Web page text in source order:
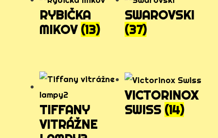
RYBIČKA
MIKOV (13)
SWAROVSKI
(37)
TIFFANY
VITRÁŽNE
VICTORINOX
SWISS (14)